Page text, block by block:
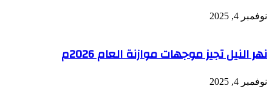
نوفمبر 4, 2025
نهر النيل تجيز موجهات موازنة العام 2026م
نوفمبر 4, 2025